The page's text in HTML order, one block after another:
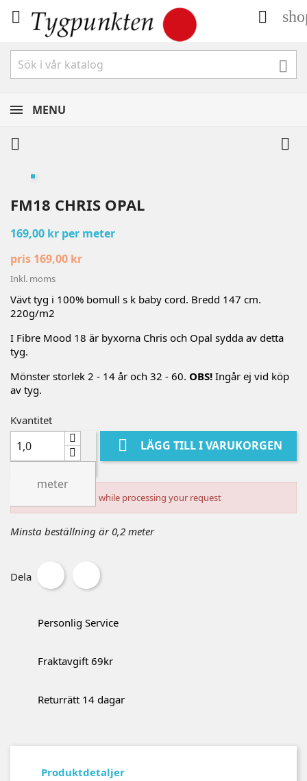
 

MENU
 
FM18 CHRIS OPAL
169,00 kr per meter
pris 169,00 kr
Inkl. moms
Vävt tyg i 100% bomull s k baby cord. Bredd 147 cm.
220g/m2
I Fibre Mood 18 är byxorna Chris och Opal sydda av detta
tyg.
Mönster storlek 2 - 14 år och 32 - 60. OBS! Ingår ej vid köp
av tyg.
Kvantitet
meter
 LÄGG TILL I VARUKORGEN
An error occurred while processing your request
Minsta beställning är 0,2 meter
Dela
Personlig Service
Fraktavgift 69kr
Returrätt 14 dagar
Produktdetaljer